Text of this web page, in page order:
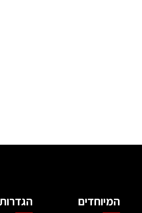
המיוחדים הגדרות